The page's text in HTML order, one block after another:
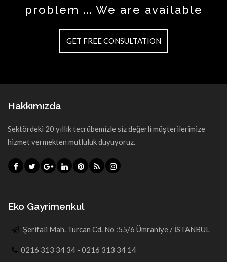
problem ... We are available
GET FREE CONSULTATION
Hakkımızda
Sektördeki 20 yıllık tecrübemizle siz değerli müşterilerimize
hizmet vermekten mutluluk duyuyoruz.
Eko Gayrimenkul
Şerifali Mah. Turcan Cd. No :55/6 Ümraniye / İSTANBUL
0216 313 34 34 - 0216 313 34 14